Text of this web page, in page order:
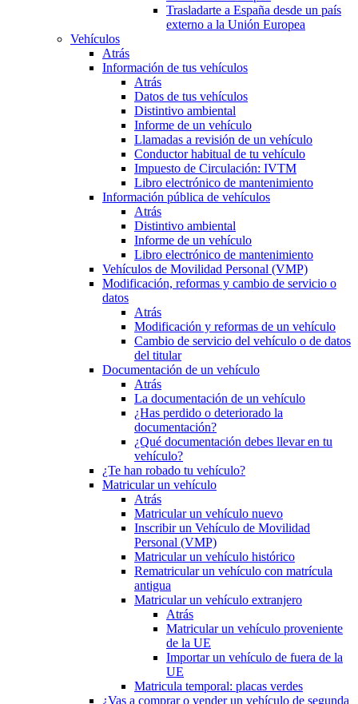
Trasladarte a España desde un país
externo a la Unión Europea
Vehículos
Atrás
Información de tus vehículos
Atrás
Datos de tus vehículos
Distintivo ambiental
Informe de un vehículo
Llamadas a revisión de un vehículo
Conductor habitual de tu vehículo
Impuesto de Circulación: IVTM
Libro electrónico de mantenimiento
Información pública de vehículos
Atrás
Distintivo ambiental
Informe de un vehículo
Libro electrónico de mantenimiento
Vehículos de Movilidad Personal (VMP)
Modificación, reformas y cambio de servicio o
datos
Atrás
Modificación y reformas de un vehículo
Cambio de servicio del vehículo o de datos
del titular
Documentación de un vehículo
Atrás
La documentación de un vehículo
¿Has perdido o deteriorado la
documentación?
¿Qué documentación debes llevar en tu
vehículo?
¿Te han robado tu vehículo?
Matricular un vehículo
Atrás
Matricular un vehículo nuevo
Inscribir un Vehículo de Movilidad
Personal (VMP)
Matricular un vehículo histórico
Rematricular un vehículo con matrícula
antigua
Matricular un vehículo extranjero
Atrás
Matricular un vehículo proveniente
de la UE
Importar un vehículo de fuera de la
UE
Matricula temporal: placas verdes
¿Vas a comprar o vender un vehículo de segunda